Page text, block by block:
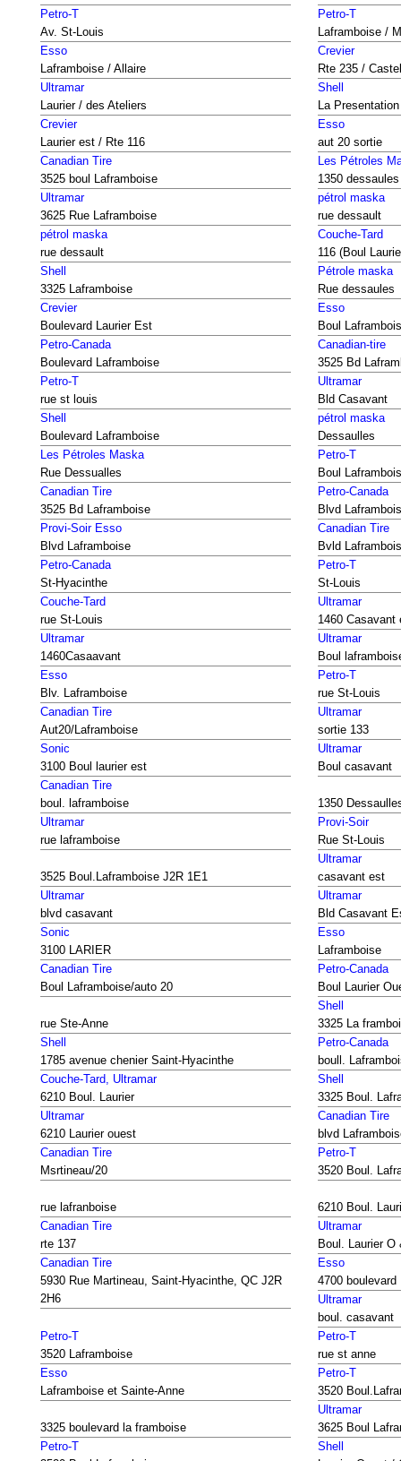
Petro-T
Av. St-Louis
Petro-T
Laframboise /
Esso
Laframboise / Allaire
Crevier
Rte 235 /
Ultramar
Laurier / des Ateliers
Shell
La Presentation
Crevier
Laurier est / Rte 116
Esso
aut 20 sortie
Canadian Tire
3525 boul Laframboise
Les Pétroles
1350 dessaules
Ultramar
3625 Rue Laframboise
pétrol maska
rue dessault
pétrol maska
rue dessault
Couche-Tard
116 (Boul
Shell
3325 Laframboise
Pétrole maska
Rue dessaules
Crevier
Boulevard Laurier Est
Esso
Boul
Petro-Canada
Boulevard Laframboise
Canadian-tire
3525 Bd
Petro-T
rue st louis
Ultramar
Bld Casavant
Shell
Boulevard Laframboise
pétrol maska
Dessaulles
Les Pétroles Maska
Rue Dessualles
Petro-T
Boul
Canadian Tire
3525 Bd Laframboise
Petro-Canada
Blvd
Provi-Soir Esso
Blvd Laframboise
Canadian Tire
Bvld
Petro-Canada
St-Hyacinthe
Petro-T
St-Louis
Couche-Tard
rue St-Louis
Ultramar
1460 Casavant
Ultramar
1460Casaavant
Ultramar
Boul
Esso
Blv. Laframboise
Petro-T
rue St-Louis
Canadian Tire
Aut20/Laframboise
Ultramar
sortie 133
Sonic
3100 Boul laurier est
Ultramar
Boul casavant
Canadian Tire
boul. laframboise
1350
Ultramar
rue laframboise
Provi-Soir
Rue St-Louis
3525 Boul.Laframboise J2R 1E1
Ultramar
casavant est
Ultramar
blvd casavant
Ultramar
Bld Casavant
Sonic
3100 LARIER
Esso
Laframboise
Canadian Tire
Boul Laframboise/auto 20
Petro-Canada
Boul Laurier
rue Ste-Anne
Shell
3325 La
Shell
1785 avenue chenier Saint-Hyacinthe
Petro-Canada
boull.
Couche-Tard, Ultramar
6210 Boul. Laurier
Shell
3325 Boul.
Ultramar
6210 Laurier ouest
Canadian Tire
blvd
Canadian Tire
Msrtineau/20
Petro-T
3520 Boul.
rue lafranboise
6210 Boul.
Canadian Tire
rte 137
Ultramar
Boul. Laurier
Canadian Tire
5930 Rue Martineau, Saint-Hyacinthe, QC J2R
2H6
Esso
4700 boulevard
Ultramar
boul. casavant
Petro-T
3520 Laframboise
Petro-T
rue st anne
Esso
Laframboise et Sainte-Anne
Petro-T
3520
3325 boulevard la framboise
Ultramar
3625 Boul
Petro-T
Shell